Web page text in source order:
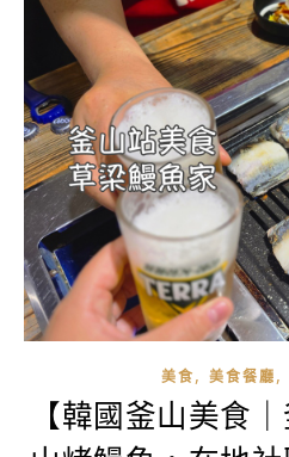
美食, 美食餐廳,
【韓國釜山美食